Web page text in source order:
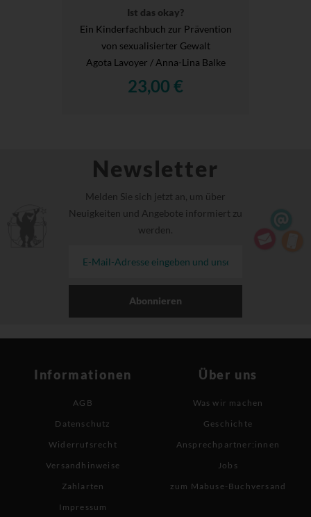
Ist das okay?
Ein Kinderfachbuch zur Prävention
von sexualisierter Gewalt
Agota Lavoyer / Anna-Lina Balke
23,00 €
Newsletter
Melden Sie sich jetzt an, um über
Neuigkeiten und Angebote informiert zu
werden.
Abonnieren
Informationen
AGB
Datenschutz
Widerrufsrecht
Versandhinweise
Zahlarten
Impressum
Über uns
Was wir machen
Geschichte
Ansprechpartner:innen
Jobs
zum Mabuse-Buchversand